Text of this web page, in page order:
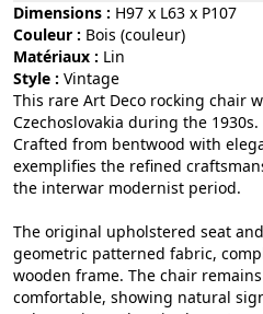
Dimensions : H97 x L63 x P107
Couleur :
bois (couleur)
Matériaux :
lin
Style :
vintage
This rare Art Deco rocking chair
Czechoslovakia during the 1930s.
Crafted from bentwood with
exemplifies the refined
the interwar modernist period.
The original upholstered seat
geometric patterned fabric,
wooden frame. The chair
comfortable, showing natural